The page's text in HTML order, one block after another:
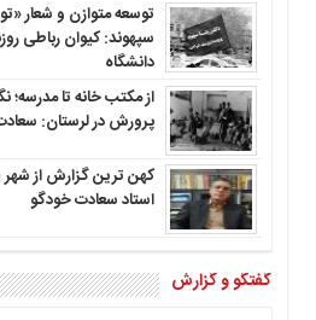
توسعه متوازن و شعار
سپهوند: کیوان رباطی
دانشگاه
از مکتب خانه تا
پرورش در لرستان:
کهن ترین گزارش از
استاد سعادت خودگو
گفتگو و گزارش